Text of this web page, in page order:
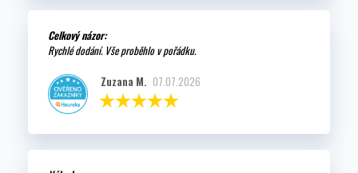
Celkový názor:
Rychlé dodání. Vše proběhlo v pořádku.
Zuzana M. 07.07.2026